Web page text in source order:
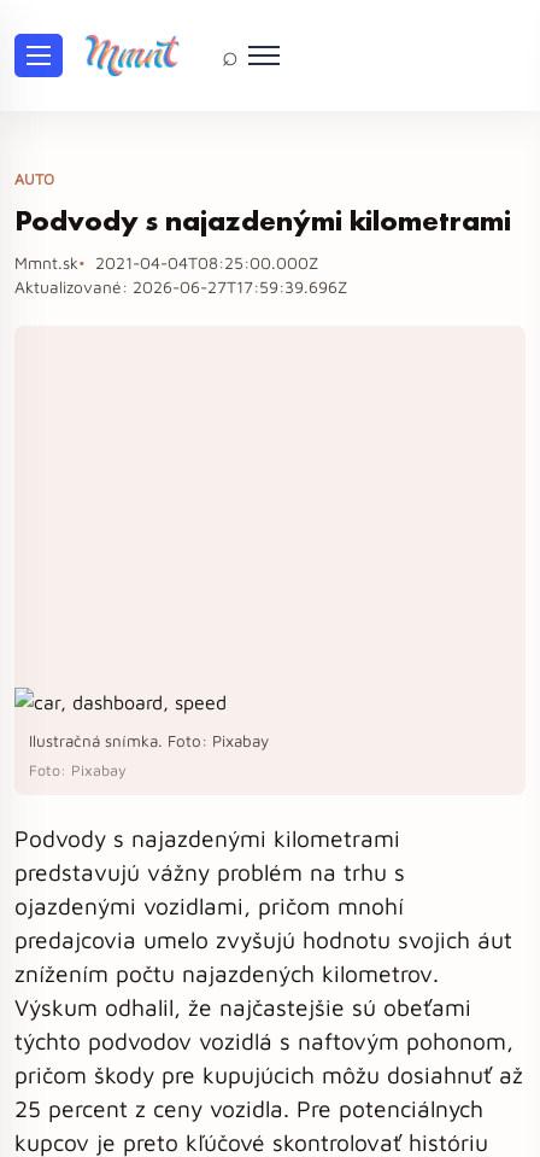
⌕
AUTO
Podvody s najazdenými kilometrami
Mmnt.sk
2021-04-04T08:25:00.000Z
Aktualizované: 2026-06-27T17:59:39.696Z
Ilustračná snímka. Foto: Pixabay
Foto: Pixabay
Podvody s najazdenými kilometrami
predstavujú vážny problém na trhu s
ojazdenými vozidlami, pričom mnohí
predajcovia umelo zvyšujú hodnotu svojich áut
znížením počtu najazdených kilometrov.
Výskum odhalil, že najčastejšie sú obeťami
týchto podvodov vozidlá s naftovým pohonom,
pričom škody pre kupujúcich môžu dosiahnuť až
25 percent z ceny vozidla. Pre potenciálnych
kupcov je preto kľúčové skontrolovať históriu